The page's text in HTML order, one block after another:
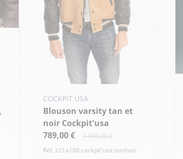
M - 50 L - 52 XL - 54
+ de taille
COCKPIT USA
Blouson varsity tan et
noir Cockpit'usa
789,00 €
1 099,00 €
Réf. z21a108 cockpit'usa tan/noir